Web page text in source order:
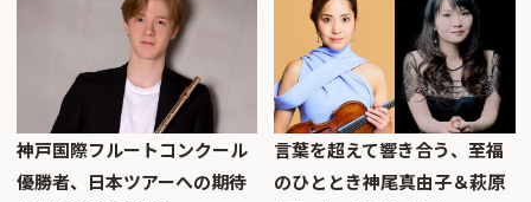
神戸国際フルートコンクール
優勝者、日本ツアーへの期待
言葉を超えて響き合う、至福
のひととき神尾真由子＆萩原